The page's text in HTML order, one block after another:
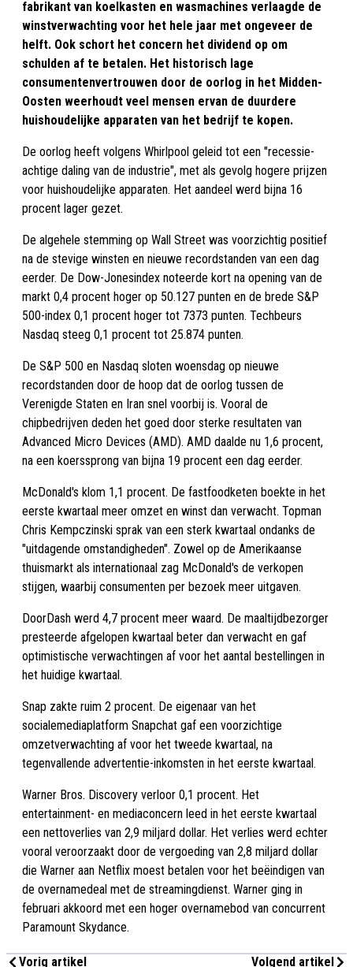
fabrikant van koelkasten en wasmachines verlaagde de
winstverwachting voor het hele jaar met ongeveer de
helft. Ook schort het concern het dividend op om
schulden af te betalen. Het historisch lage
consumentenvertrouwen door de oorlog in het Midden-
Oosten weerhoudt veel mensen ervan de duurdere
huishoudelijke apparaten van het bedrijf te kopen.
De oorlog heeft volgens Whirlpool geleid tot een "recessie-
achtige daling van de industrie", met als gevolg hogere prijzen
voor huishoudelijke apparaten. Het aandeel werd bijna 16
procent lager gezet.
De algehele stemming op Wall Street was voorzichtig positief
na de stevige winsten en nieuwe recordstanden van een dag
eerder. De Dow-Jonesindex noteerde kort na opening van de
markt 0,4 procent hoger op 50.127 punten en de brede S&P
500-index 0,1 procent hoger tot 7373 punten. Techbeurs
Nasdaq steeg 0,1 procent tot 25.874 punten.
De S&P 500 en Nasdaq sloten woensdag op nieuwe
recordstanden door de hoop dat de oorlog tussen de
Verenigde Staten en Iran snel voorbij is. Vooral de
chipbedrijven deden het goed door sterke resultaten van
Advanced Micro Devices (AMD). AMD daalde nu 1,6 procent,
na een koerssprong van bijna 19 procent een dag eerder.
McDonald's klom 1,1 procent. De fastfoodketen boekte in het
eerste kwartaal meer omzet en winst dan verwacht. Topman
Chris Kempczinski sprak van een sterk kwartaal ondanks de
"uitdagende omstandigheden". Zowel op de Amerikaanse
thuismarkt als internationaal zag McDonald's de verkopen
stijgen, waarbij consumenten per bezoek meer uitgaven.
DoorDash werd 4,7 procent meer waard. De maaltijdbezorger
presteerde afgelopen kwartaal beter dan verwacht en gaf
optimistische verwachtingen af voor het aantal bestellingen in
het huidige kwartaal.
Snap zakte ruim 2 procent. De eigenaar van het
socialemediaplatform Snapchat gaf een voorzichtige
omzetverwachting af voor het tweede kwartaal, na
tegenvallende advertentie-inkomsten in het eerste kwartaal.
Warner Bros. Discovery verloor 0,1 procent. Het
entertainment- en mediaconcern leed in het eerste kwartaal
een nettoverlies van 2,9 miljard dollar. Het verlies werd echter
vooral veroorzaakt door de vergoeding van 2,8 miljard dollar
die Warner aan Netflix moest betalen voor het beëindigen van
de overnamedeal met de streamingdienst. Warner ging in
februari akkoord met een hoger overnamebod van concurrent
Paramount Skydance.
Vorig artikel Volgend artikel